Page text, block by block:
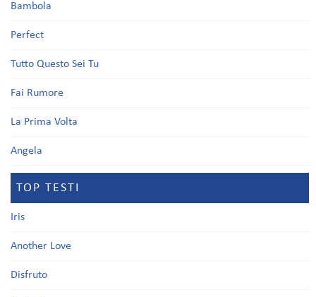
Bambola
Perfect
Tutto Questo Sei Tu
Fai Rumore
La Prima Volta
Angela
TOP TESTI
Iris
Another Love
Disfruto